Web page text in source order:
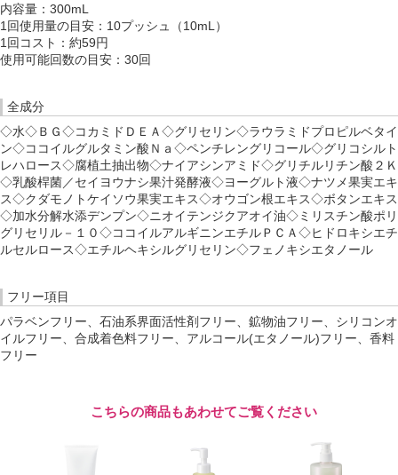
内容量：300mL
1回使用量の目安：10プッシュ（10mL）
1回コスト：約59円
使用可能回数の目安：30回
全成分
◇水◇ＢＧ◇コカミドＤＥＡ◇グリセリン◇ラウラミドプロピルベタイ
ン◇ココイルグルタミン酸Ｎａ◇ペンチレングリコール◇グリコシルト
レハロース◇腐植土抽出物◇ナイアシンアミド◇グリチルリチン酸２Ｋ
◇乳酸桿菌／セイヨウナシ果汁発酵液◇ヨーグルト液◇ナツメ果実エキ
ス◇クダモノトケイソウ果実エキス◇オウゴン根エキス◇ボタンエキス
◇加水分解水添デンプン◇ニオイテンジクアオイ油◇ミリスチン酸ポリ
グリセリル－１０◇ココイルアルギニンエチルＰＣＡ◇ヒドロキシエチ
ルセルロース◇エチルヘキシルグリセリン◇フェノキシエタノール
フリー項目
パラベンフリー、石油系界面活性剤フリー、鉱物油フリー、シリコンオ
イルフリー、合成着色料フリー、アルコール(エタノール)フリー、香料
フリー
こちらの商品もあわせてご覧ください